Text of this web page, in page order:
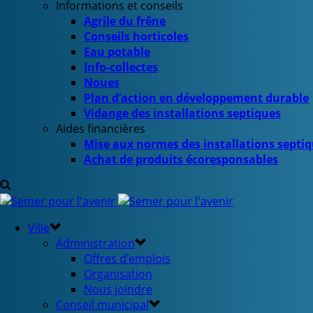
Informations et conseils
Agrile du frêne
Conseils horticoles
Eau potable
Info-collectes
Noues
Plan d’action en développement durable
Vidange des installations septiques
Aides financières
Mise aux normes des installations
Achat de produits écoresponsables
Ville
Administration
Offres d’emplois
Organisation
Nous joindre
Conseil municipal